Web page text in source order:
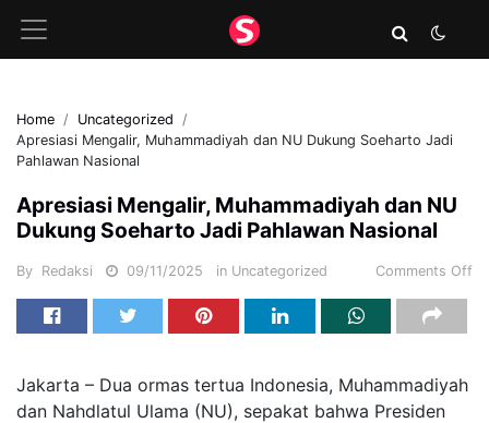
Home
Uncategorized
Apresiasi Mengalir, Muhammadiyah dan NU Dukung Soeharto Jadi
Pahlawan Nasional
Apresiasi Mengalir, Muhammadiyah dan NU
Dukung Soeharto Jadi Pahlawan Nasional
By Redaksi 09/11/2025 in Uncategorized Comments Off
Jakarta – Dua ormas tertua Indonesia, Muhammadiyah
dan Nahdlatul Ulama (NU), sepakat bahwa Presiden